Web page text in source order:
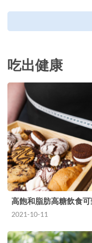
吃出健康
高飽和脂肪高糖飲食
2021-10-11